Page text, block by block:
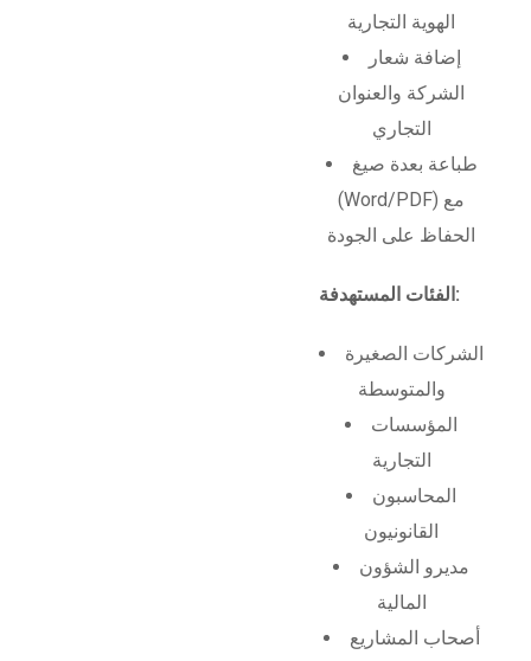
الهوية التجارية
إضافة شعار
الشركة والعنوان
التجاري
طباعة بعدة صيغ
(Word/PDF) مع
الحفاظ على الجودة
الفئات المستهدفة:
الشركات الصغيرة
والمتوسطة
المؤسسات
التجارية
المحاسبون
القانونيون
مديرو الشؤون
المالية
أصحاب المشاريع